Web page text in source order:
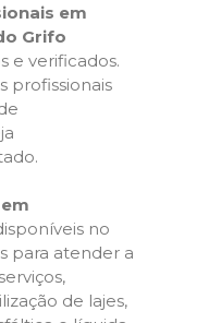
em
Grifo
e verificados.
profissionais
no
para atender a
de lajes,